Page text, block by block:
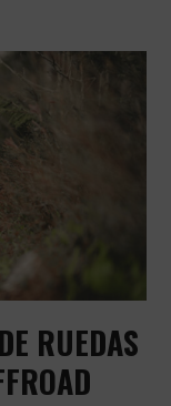
RUEDAS